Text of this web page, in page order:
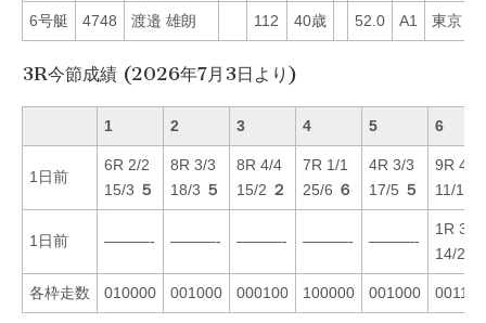
6号艇 4748 渡邉 雄朗 112 40歳 52.0 A1 東京
3R今節成績 (2026年7月3日より)
1 2 3 4 5 6
1日前
6R 2/2
15/3 ５
8R 3/3
18/3 ５
8R 4/4
15/2 ２
7R 1/1
25/6 ６
4R 3/3
17/5 ５
9R 4/4
11/1
1日前 ———- ———- ———- ———- ———-
1R 3/3
14/2
各枠走数 010000 001000 000100 100000 001000 001100